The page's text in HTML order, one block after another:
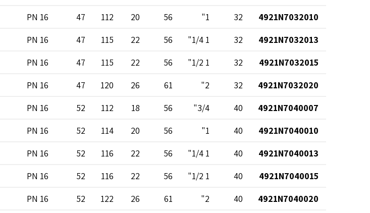
4921N7032010
32
1"
56
20
112
47
PN 16
4921N7032013
32
1 1/4"
56
22
115
47
PN 16
4921N7032015
32
1 1/2"
56
22
115
47
PN 16
4921N7032020
32
2"
61
26
120
47
PN 16
4921N7040007
40
3/4"
56
18
112
52
PN 16
4921N7040010
40
1"
56
20
114
52
PN 16
4921N7040013
40
1 1/4"
56
22
116
52
PN 16
4921N7040015
40
1 1/2"
56
22
116
52
PN 16
4921N7040020
40
2"
61
26
122
52
PN 16